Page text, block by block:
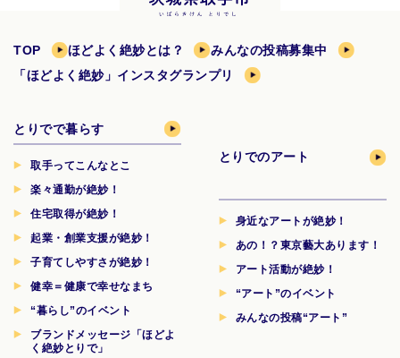
TOP ほどよく絶妙とは？
みんなの投稿募集中
「ほどよく絶妙」インスタグランプリ
とりでで暮らす
取手ってこんなとこ
楽々通勤が絶妙！
住宅取得が絶妙！
起業・創業支援が絶妙！
子育てしやすさが絶妙！
健幸＝健康で幸せなまち
“暮らし”のイベント
ブランドメッセージ「ほどよ
く絶妙とりで」
とりでのアート
身近なアートが絶妙！
あの！？東京藝大あります！
アート活動が絶妙！
“アート”のイベント
みんなの投稿“アート”